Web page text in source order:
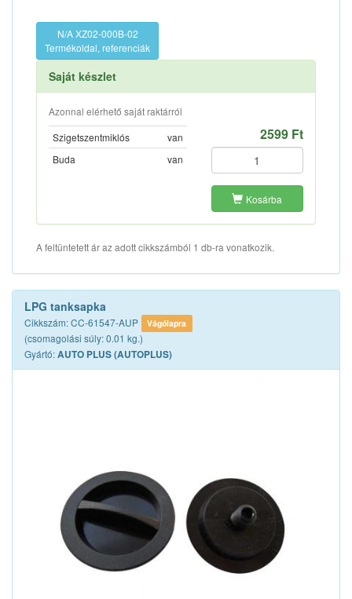
N/A XZ02-000B-02
Termékoldal, referenciák
Saját készlet
Azonnal elérhető saját raktárról
Szigetszentmiklós
van
Buda
van
2599 Ft
Kosárba
A feltüntetett ár az adott cikkszámból 1 db-ra vonatkozik.
LPG tanksapka
Cikkszám: CC-61547-AUP Vágólapra
(csomagolási súly: 0.01 kg.)
Gyártó:AUTO PLUS (AUTOPLUS)